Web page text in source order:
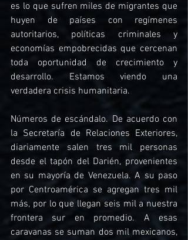
es lo que sufren miles de migrantes que
huyen de países con regímenes
autoritarios, políticas criminales y
economías empobrecidas que cercenan
toda oportunidad de crecimiento y
desarrollo. Estamos viendo una
verdadera crisis humanitaria.
Números de escándalo. De acuerdo con
la Secretaría de Relaciones Exteriores,
diariamente salen tres mil personas
desde el tapón del Darién, provenientes
en su mayoría de Venezuela. A su paso
por Centroamérica se agregan tres mil
más, por lo que llegan seis mil a nuestra
frontera sur en promedio. A esas
caravanas se suman dos mil mexicanos,